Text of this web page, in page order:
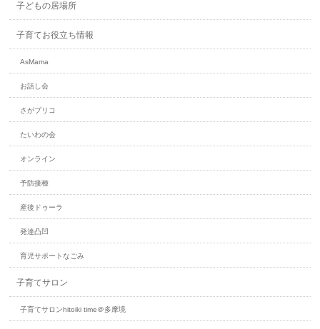
子どもの居場所
子育てお役立ち情報
AsMa​ma
お話し会
さがプリコ
たいわの会
オンライン
予防接種
産後ドゥーラ
発達凸凹
育児サポートなごみ
子育てサロン
子育てサロンhitoiki time＠多摩境